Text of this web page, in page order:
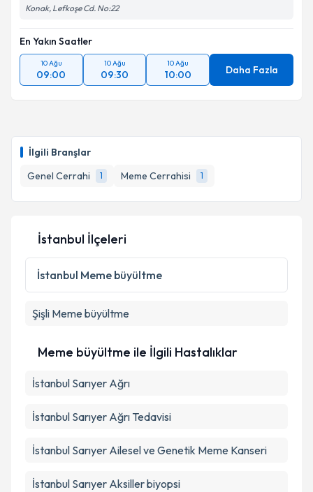
İlgili Branşlar
Genel Cerrahi
1 Meme Cerrahisi 1
Konak, Lefkoşe Cd. No:22
En Yakın Saatler
10 Ağu
09:00
10 Ağu
09:30
10 Ağu
10:00 Daha Fazla
İstanbul İlçeleri
İstanbul Meme büyültme
Şişli Meme büyültme
Meme büyültme ile İlgili Hastalıklar
İstanbul Sarıyer Ağrı
İstanbul Sarıyer Ağrı Tedavisi
İstanbul Sarıyer Ailesel ve Genetik Meme Kanseri
İstanbul Sarıyer Aksiller biyopsi